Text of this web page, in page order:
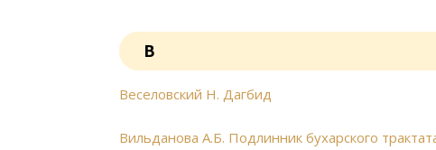
В
Веселовский Н. Дагбид
Вильданова А.Б. Подлинник бухарского